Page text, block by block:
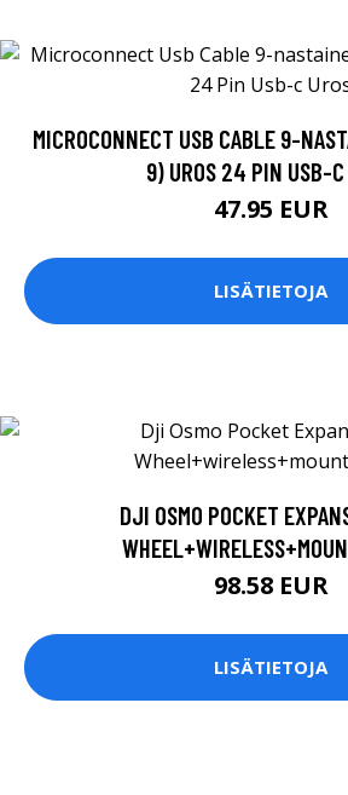
MICROCONNECT USB CABLE 9-
9) UROS 24 PIN USB-C
47.95 EUR
LISÄTIETOJA
DJI OSMO POCKET
98.58 EUR
LISÄTIETOJA